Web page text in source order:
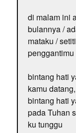
di malam ini
bulannya /
mataku /
penggantimu
bintang hati
kamu
bintang hati
pada Tuhan
ku tunggu